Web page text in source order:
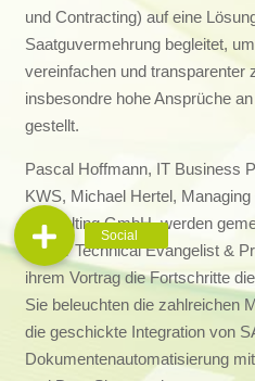
und Contracting) auf eine
Saatguvermehrung begleitet,
vereinfachen und transparenter
insbesondre hohe Ansprüche
gestellt.
Pascal Hoffmann, IT Business
KWS, Michael Hertel,
Consulting GmbH, werden
Senior Technical Evangelist &
ihrem Vortrag die Fortschritte
Sie beleuchten die zahlreichen
die geschickte Integration von
Dokumentenautomatisierung